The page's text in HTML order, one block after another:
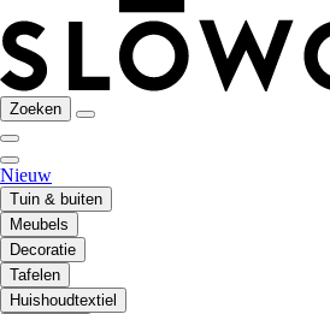
Zoeken
Nieuw
Tuin & buiten
Meubels
Decoratie
Tafelen
Huishoudtextiel